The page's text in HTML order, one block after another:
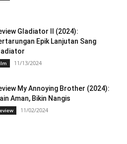
Gladiator II (2024):
Epik Lanjutan Sang
11/13/2024
My Annoying Brother (2024):
Aman, Bikin Nangis
11/02/2024